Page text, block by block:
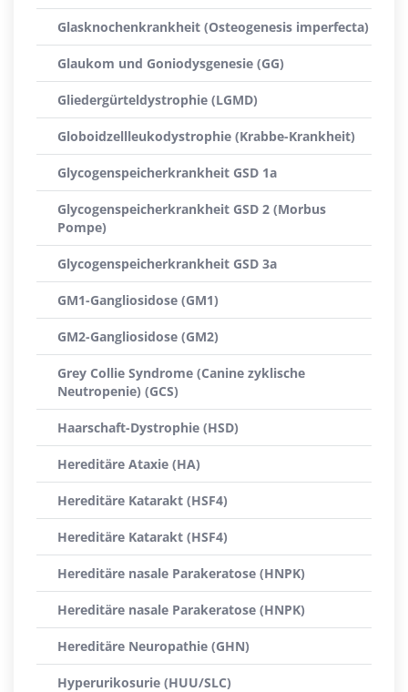
Glasknochenkrankheit (Osteogenesis imperfecta)
Glaukom und Goniodysgenesie (GG)
Gliedergürteldystrophie (LGMD)
Globoidzellleukodystrophie (Krabbe-Krankheit)
Glycogenspeicherkrankheit GSD 1a
Glycogenspeicherkrankheit GSD 2 (Morbus
Pompe)
Glycogenspeicherkrankheit GSD 3a
GM1-Gangliosidose (GM1)
GM2-Gangliosidose (GM2)
Grey Collie Syndrome (Canine zyklische
Neutropenie) (GCS)
Haarschaft-Dystrophie (HSD)
Hereditäre Ataxie (HA)
Hereditäre Katarakt (HSF4)
Hereditäre Katarakt (HSF4)
Hereditäre nasale Parakeratose (HNPK)
Hereditäre nasale Parakeratose (HNPK)
Hereditäre Neuropathie (GHN)
Hyperurikosurie (HUU/SLC)